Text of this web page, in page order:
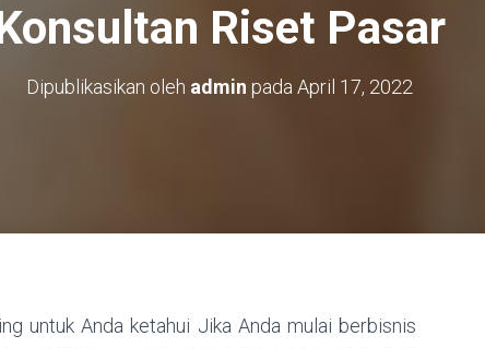
Riset Pasar
Dipublikasikan oleh admin pada April 17, 2022
untuk Anda ketahui Jika Anda mulai berbisnis